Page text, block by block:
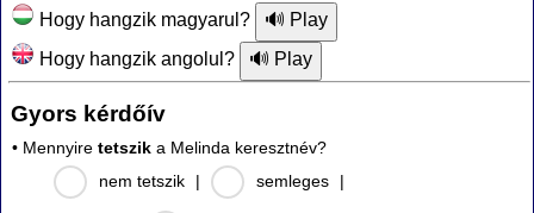
Hogy hangzik magyarul?
Hogy hangzik angolul?
Gyors kérdőív
• Mennyire tetszik a Melinda keresztnév?
nem tetszik
| semleges |